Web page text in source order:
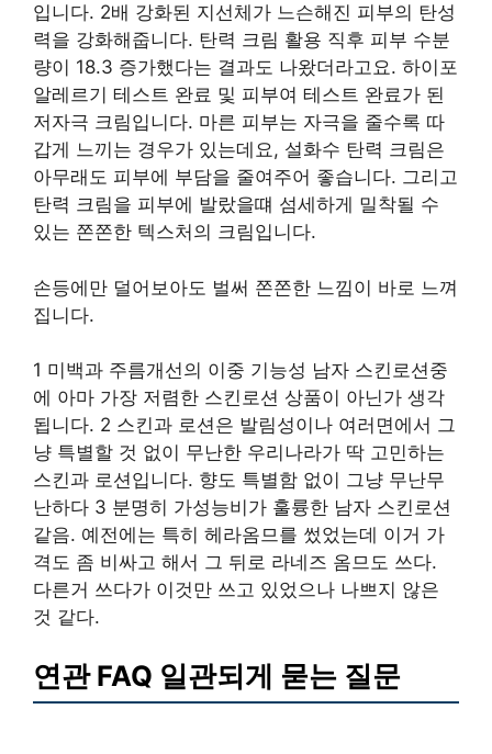
입니다. 2배 강화된 지선체가 느슨해진 피부의 탄성
력을 강화해줍니다. 탄력 크림 활용 직후 피부 수분
량이 18.3 증가했다는 결과도 나왔더라고요. 하이포
알레르기 테스트 완료 및 피부여 테스트 완료가 된
저자극 크림입니다. 마른 피부는 자극을 줄수록 따
갑게 느끼는 경우가 있는데요, 설화수 탄력 크림은
아무래도 피부에 부담을 줄여주어 좋습니다. 그리고
탄력 크림을 피부에 발랐을떄 섬세하게 밀착될 수
있는 쫀쫀한 텍스처의 크림입니다.
손등에만 덜어보아도 벌써 쫀쫀한 느낌이 바로 느껴
집니다.
1 미백과 주름개선의 이중 기능성 남자 스킨로션중
에 아마 가장 저렴한 스킨로션 상품이 아닌가 생각
됩니다. 2 스킨과 로션은 발림성이나 여러면에서 그
냥 특별할 것 없이 무난한 우리나라가 딱 고민하는
스킨과 로션입니다. 향도 특별함 없이 그냥 무난무
난하다 3 분명히 가성능비가 훌륭한 남자 스킨로션
같음. 예전에는 특히 헤라옴므를 썼었는데 이거 가
격도 좀 비싸고 해서 그 뒤로 라네즈 옴므도 쓰다.
다른거 쓰다가 이것만 쓰고 있었으나 나쁘지 않은
것 같다.
연관 FAQ 일관되게 묻는 질문